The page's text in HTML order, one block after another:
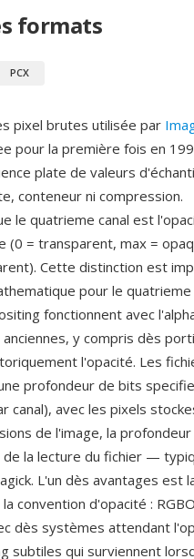
formats
PCX
pixel brutes utilisée par
pour la première fois en
plate de valeurs
conteneur ni compression.
le quatrieme canal est
= transparent, max =
Cette distinction est
pour le quatrieme
fonctionnent avec
y compris dès
l'opacité. Les
profondeur de bits
avec les pixels
de l'image, la
la lecture du fichier —
L'un dès avantages est
convention d'opacité :
dès systèmes attendant
subtiles qui surviennent